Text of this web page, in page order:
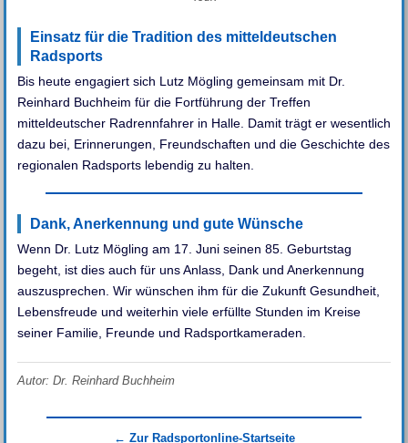
Einsatz für die Tradition des mitteldeutschen
Radsports
Bis heute engagiert sich Lutz Mögling gemeinsam mit Dr.
Reinhard Buchheim für die Fortführung der Treffen
mitteldeutscher Radrennfahrer in Halle. Damit trägt er wesentlich
dazu bei, Erinnerungen, Freundschaften und die Geschichte des
regionalen Radsports lebendig zu halten.
Dank, Anerkennung und gute Wünsche
Wenn Dr. Lutz Mögling am 17. Juni seinen 85. Geburtstag
begeht, ist dies auch für uns Anlass, Dank und Anerkennung
auszusprechen. Wir wünschen ihm für die Zukunft Gesundheit,
Lebensfreude und weiterhin viele erfüllte Stunden im Kreise
seiner Familie, Freunde und Radsportkameraden.
Autor: Dr. Reinhard Buchheim
← Zur Radsportonline-Startseite